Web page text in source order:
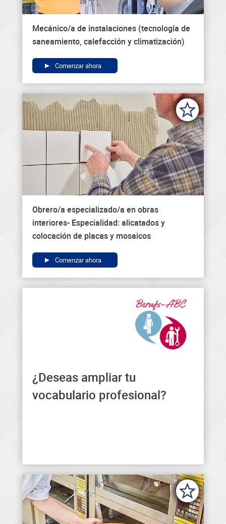
Mecánico/a de instalaciones (tecnología de
saneamiento, calefacción y climatización)
Comenzar ahora
Obrero/a especializado/a en obras
interiores- Especialidad: alicatados y
colocación de placas y mosaicos
Comenzar ahora
¿Deseas ampliar tu
vocabulario profesional?
Aquí encontrarás formulaciones
generales y profesionales en